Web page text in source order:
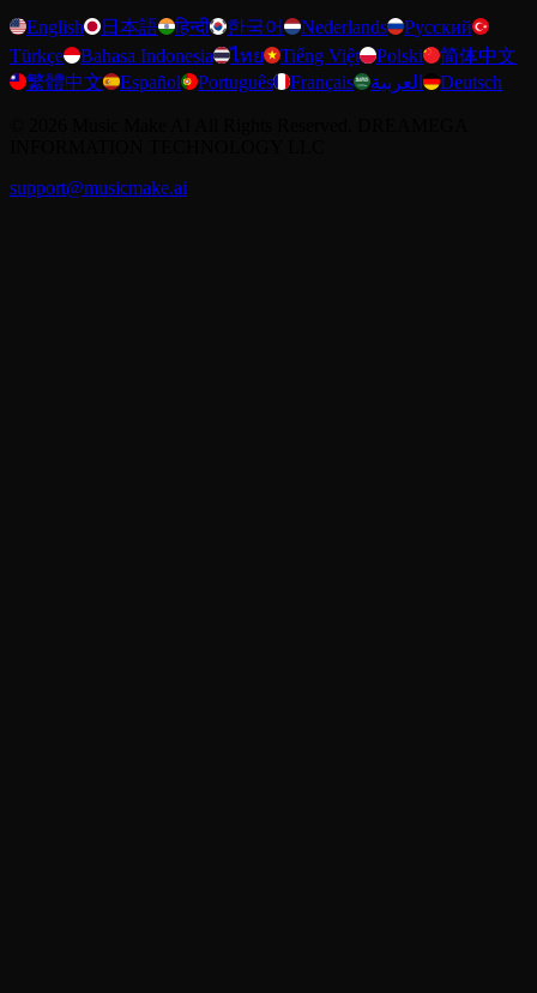
English 日本語 हिन्दी 한국어 Nederlands
Русский
Türkçe
Bahasa Indonesia ไทย Tiếng Việt Polski
简体中文
繁體中文
Español Português Français العربية Deutsch
support@musicmake.ai